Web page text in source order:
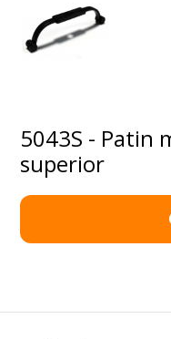
5043S - Patin
superior